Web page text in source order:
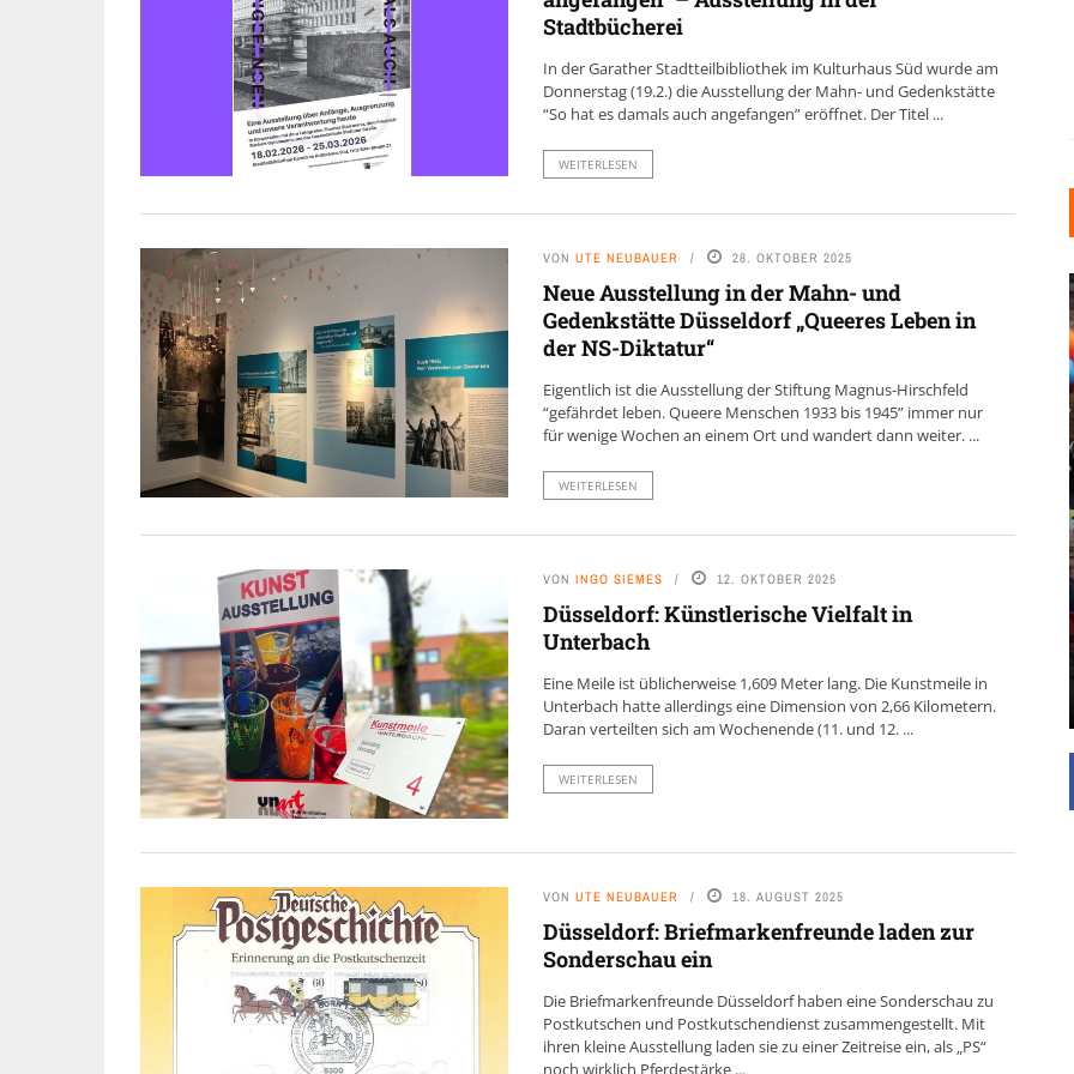
Stadtbücherei
In der Garather Stadtteilbibliothek im Kulturhaus Süd wurde am
Donnerstag (19.2.) die Ausstellung der Mahn- und Gedenkstätte
“So hat es damals auch angefangen” eröffnet. Der Titel ...
WEITERLESEN
VON UTE NEUBAUER 28. OKTOBER 2025
Neue Ausstellung in der Mahn- und
Gedenkstätte Düsseldorf „Queeres Leben in
der NS-Diktatur“
Eigentlich ist die Ausstellung der Stiftung Magnus-Hirschfeld
“gefährdet leben. Queere Menschen 1933 bis 1945” immer nur
für wenige Wochen an einem Ort und wandert dann weiter. ...
WEITERLESEN
VON INGO SIEMES 12. OKTOBER 2025
Düsseldorf: Künstlerische Vielfalt in
Unterbach
Eine Meile ist üblicherweise 1,609 Meter lang. Die Kunstmeile in
Unterbach hatte allerdings eine Dimension von 2,66 Kilometern.
Daran verteilten sich am Wochenende (11. und 12. ...
WEITERLESEN
VON UTE NEUBAUER 18. AUGUST 2025
Düsseldorf: Briefmarkenfreunde laden zur
Sonderschau ein
Die Briefmarkenfreunde Düsseldorf haben eine Sonderschau zu
Postkutschen und Postkutschendienst zusammengestellt. Mit
ihren kleine Ausstellung laden sie zu einer Zeitreise ein, als „PS“
noch wirklich Pferdestärke ...
EINFAMILIENHAUS
Die Inspiration des industriellen Chics sind die
Werkshallen des Industriezeitalters. Die Basis für
Fensterflächen. Wie so vieles wurde ...